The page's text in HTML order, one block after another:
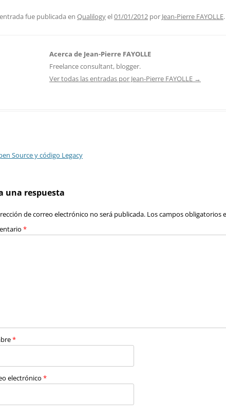
fue publicada en Qualilogyel01/01/2012 por Jean-Pierre FAYOLLE.
Acerca de Jean-Pierre FAYOLLE
Freelance consultant, blogger.
Ver todas las entradas por Jean-Pierre FAYOLLE →
Source y código Legacy
una respuesta
de correo electrónico no será publicada. Los campos obligatorios
*
*
electrónico *